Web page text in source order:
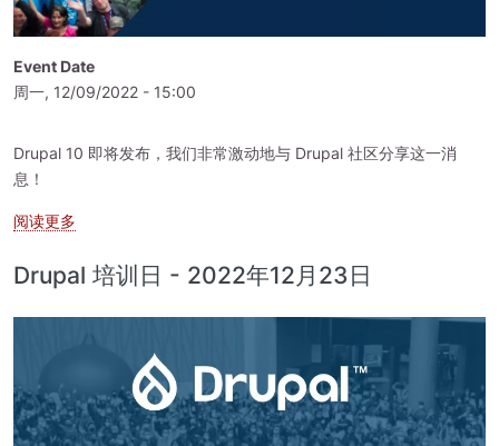
Event Date
周一, 12/09/2022 - 15:00
Drupal 10 即将发布，我们非常激动地与 Drupal 社区分享这一消
息！
阅读更多
Drupal 培训日 - 2022年12月23日